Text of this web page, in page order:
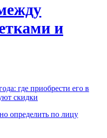
и
где приобрести его в
скидки
определить по лицу